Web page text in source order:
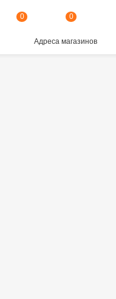
0 0
Адреса магазинов